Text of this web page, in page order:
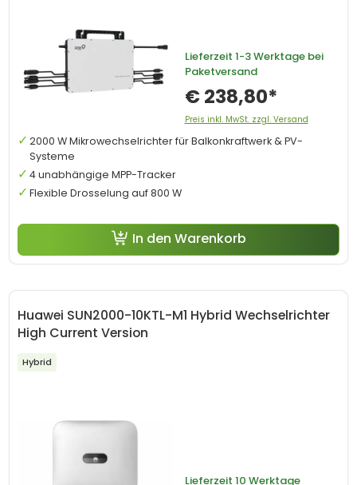
Lieferzeit 1-3 Werktage bei
Paketversand
€ 238,80*
Preis inkl. MwSt. zzgl. Versand
2000 W Mikrowechselrichter für Balkonkraftwerk & PV-
Systeme
4 unabhängige MPP-Tracker
Flexible Drosselung auf 800 W
In den Warenkorb
Huawei SUN2000-10KTL-M1 Hybrid Wechselrichter
High Current Version
Hybrid
Lieferzeit 10 Werktage